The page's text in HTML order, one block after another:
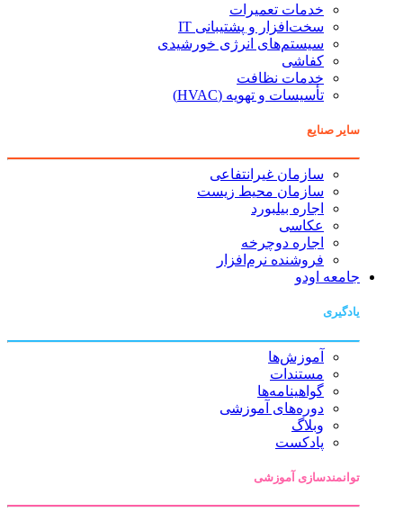
خدمات تعمیرات
سخت‌افزار و پشتیبانی IT
سیستم‌های انرژی خورشیدی
کفاشی
خدمات نظافت
تأسیسات و تهویه (HVAC)
سایر صنایع
سازمان غیرانتفاعی
سازمان محیط زیست
اجاره بیلبورد
عکاسی
اجاره دوچرخه
فروشنده نرم‌افزار
جامعه اودو
یادگیری
آموزش‌ها
مستندات
گواهینامه‌ها
دوره‌های آموزشی
وبلاگ
پادکست
توانمندسازی آموزشی